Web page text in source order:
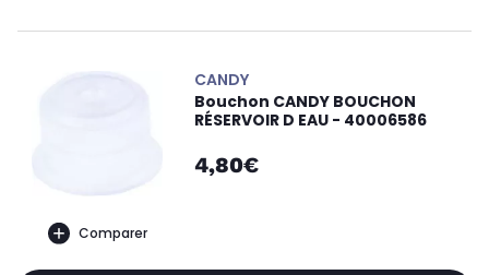
Comparer
CANDY
Bouchon CANDY BOUCHON
RÉSERVOIR D EAU - 40006586
4,80€